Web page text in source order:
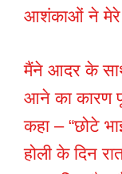
आशंकाओं ने मेरे
मैंने आदर के
आने का कारण
कहा – “छोटे
होली के दिन